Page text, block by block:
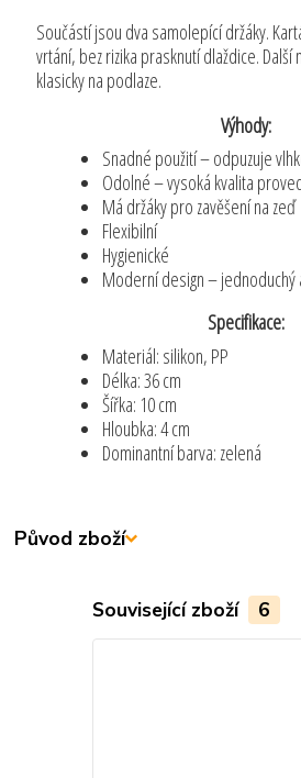
Součástí jsou dva samolepící držáky.
vrtání, bez rizika prasknutí dlaždice.
klasicky na podlaze.
Výhody:
Snadné použití – odpuzuje
Odolné – vysoká kvalita
Má držáky pro zavěšení na zeď
Flexibilní
Hygienické
Moderní design – jednoduchý
Specifikace:
Materiál: silikon, PP
Délka: 36 cm
Šířka: 10 cm
Hloubka: 4 cm
Dominantní barva: zelená
Původ zboží
Související zboží 6